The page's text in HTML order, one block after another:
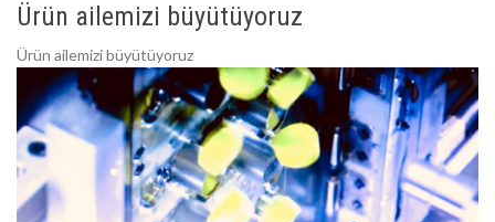
Ürün ailemizi büyütüyoruz
Ürün ailemizi büyütüyoruz